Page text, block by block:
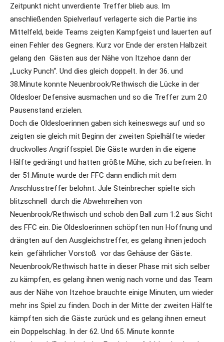
Zeitpunkt nicht unverdiente Treffer blieb aus. Im
anschließenden Spielverlauf verlagerte sich die Partie ins
Mittelfeld, beide Teams zeigten Kampfgeist und lauerten auf
einen Fehler des Gegners. Kurz vor Ende der ersten Halbzeit
gelang den Gästen aus der Nähe von Itzehoe dann der
„Lucky Punch“. Und dies gleich doppelt. In der 36. und
38.Minute konnte Neuenbrook/Rethwisch die Lücke in der
Oldesloer Defensive ausmachen und so die Treffer zum 2:0
Pausenstand erzielen.
Doch die Oldesloerinnen gaben sich keineswegs auf und so
zeigten sie gleich mit Beginn der zweiten Spielhälfte wieder
druckvolles Angriffsspiel. Die Gäste wurden in die eigene
Hälfte gedrängt und hatten größte Mühe, sich zu befreien. In
der 51.Minute wurde der FFC dann endlich mit dem
Anschlusstreffer belohnt. Jule Steinbrecher spielte sich
blitzschnell durch die Abwehrreihen von
Neuenbrook/Rethwisch und schob den Ball zum 1:2 aus Sicht
des FFC ein. Die Oldesloerinnen schöpften nun Hoffnung und
drängten auf den Ausgleichstreffer, es gelang ihnen jedoch
kein gefährlicher Vorstoß vor das Gehäuse der Gäste.
Neuenbrook/Rethwisch hatte in dieser Phase mit sich selber
zu kämpfen, es gelang ihnen wenig nach vorne und das Team
aus der Nähe von Itzehoe brauchte einige Minuten, um wieder
mehr ins Spiel zu finden. Doch in der Mitte der zweiten Hälfte
kämpften sich die Gäste zurück und es gelang ihnen erneut
ein Doppelschlag. In der 62. Und 65. Minute konnte